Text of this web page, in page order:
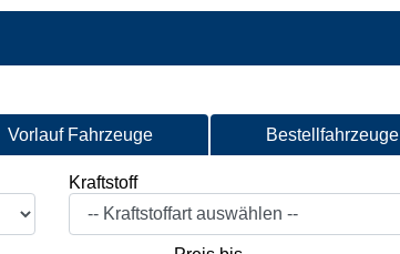
Vorlauf Fahrzeuge Bestellfahrzeuge
Kraftstoff